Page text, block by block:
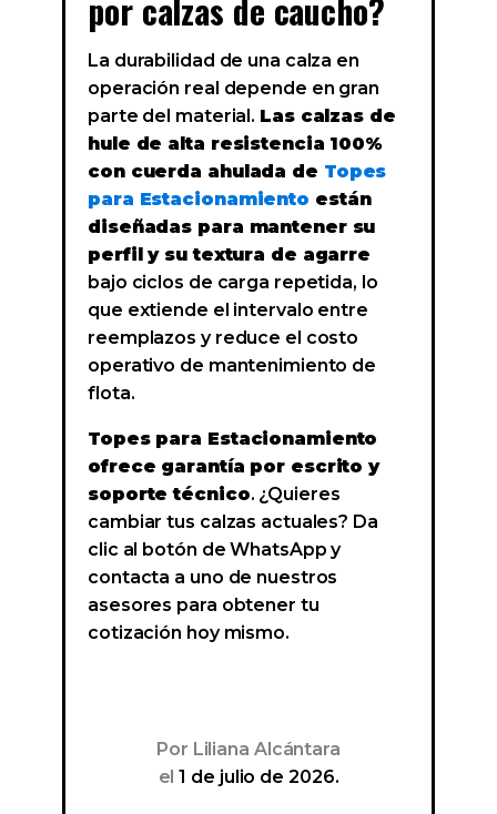
por calzas de caucho?
La durabilidad de una calza en
operación real depende en gran
parte del material. Las calzas de
hule de alta resistencia 100%
con cuerda ahulada de Topes
para Estacionamiento están
diseñadas para mantener su
perfil y su textura de agarre
bajo ciclos de carga repetida, lo
que extiende el intervalo entre
reemplazos y reduce el costo
operativo de mantenimiento de
flota.
Topes para Estacionamiento
ofrece garantía por escrito y
soporte técnico. ¿Quieres
cambiar tus calzas actuales? Da
clic al botón de WhatsApp y
contacta a uno de nuestros
asesores para obtener tu
cotización hoy mismo.
Por Liliana Alcántara
el 1 de julio de 2026.